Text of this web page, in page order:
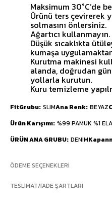
Maksimum 30°C’de
Ürünü ters çevirerek
solmasını önlersiniz.
Ağartıcı kullanmayın.
Düşük sıcaklıkta
kumaşa
Kurutma makinesi
alanda, doğrudan
yollarla kurutun.
Kuru temizleme
FitGrubu SLIMAna Renk BEYAZ
Ürün Karışımı %99 PAMUK %1
ÜRÜN ANA GRUBU DENIM
ÖDEME SEÇENEKLERI
TESLIMAT/İADE ŞARTLARI